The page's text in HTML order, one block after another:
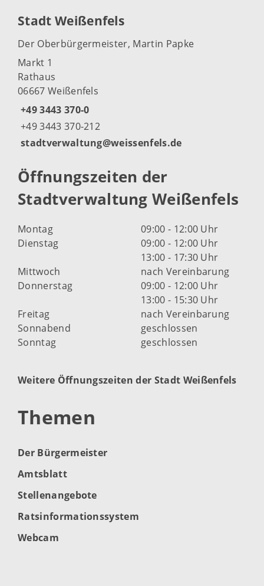
Stadt Weißenfels
Der Oberbürgermeister, Martin Papke
Markt 1
Rathaus
06667 Weißenfels
+49 3443 370-0
+49 3443 370-212
stadtverwaltung@weissenfels.de
Öffnungszeiten der
Stadtverwaltung Weißenfels
Montag
09:00 - 12:00 Uhr
Dienstag
09:00 - 12:00 Uhr
13:00 - 17:30 Uhr
Mittwoch
nach Vereinbarung
Donnerstag
09:00 - 12:00 Uhr
13:00 - 15:30 Uhr
Freitag
nach Vereinbarung
Sonnabend
geschlossen
Sonntag
geschlossen
Weitere Öffnungszeiten der Stadt Weißenfels
Themen
Der Bürgermeister
Amtsblatt
Stellenangebote
Ratsinformationssystem
Webcam